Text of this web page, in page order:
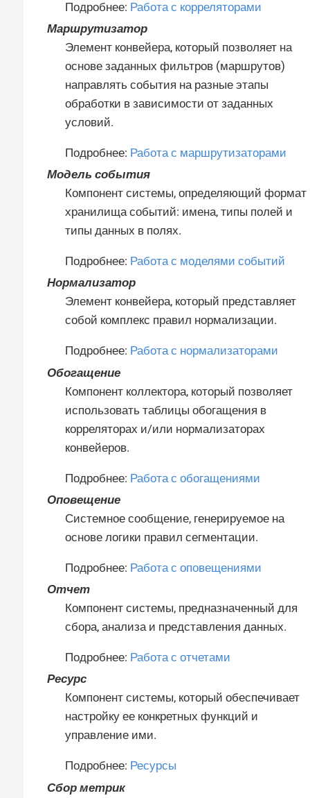
Подробнее: Работа с корреляторами
Маршрутизатор
Элемент конвейера, который позволяет на
основе заданных фильтров (маршрутов)
направлять события на разные этапы
обработки в зависимости от заданных
условий.
Подробнее: Работа с маршрутизаторами
Модель события
Компонент системы, определяющий формат
хранилища событий: имена, типы полей и
типы данных в полях.
Подробнее: Работа с моделями событий
Нормализатор
Элемент конвейера, который представляет
собой комплекс правил нормализации.
Подробнее: Работа с нормализаторами
Обогащение
Компонент коллектора, который позволяет
использовать таблицы обогащения в
корреляторах и/или нормализаторах
конвейеров.
Подробнее: Работа с обогащениями
Оповещение
Системное сообщение, генерируемое на
основе логики правил сегментации.
Подробнее: Работа с оповещениями
Отчет
Компонент системы, предназначенный для
сбора, анализа и представления данных.
Подробнее: Работа с отчетами
Ресурс
Компонент системы, который обеспечивает
настройку ее конкретных функций и
управление ими.
Подробнее: Ресурсы
Сбор метрик